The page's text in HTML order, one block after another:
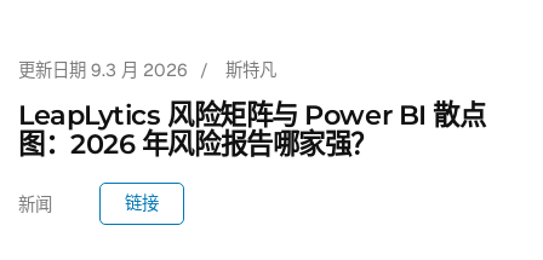
更新日期 9.3 月 2026 / 斯特凡
LeapLytics 风险矩阵与 Power BI 散点
图：2026 年风险报告哪家强？
新闻 链接